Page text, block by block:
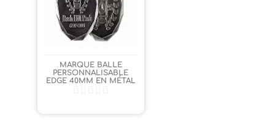
MARQUE BALLE
PERSONNALISABLE
EDGE 40MM EN MÉTAL